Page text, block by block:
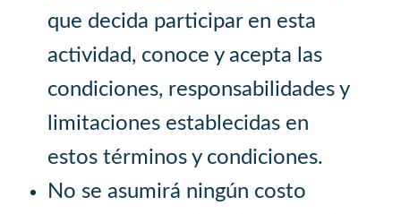
que decida participar en esta
actividad, conoce y acepta las
condiciones, responsabilidades y
limitaciones establecidas en
estos términos y condiciones.
No se asumirá ningún costo